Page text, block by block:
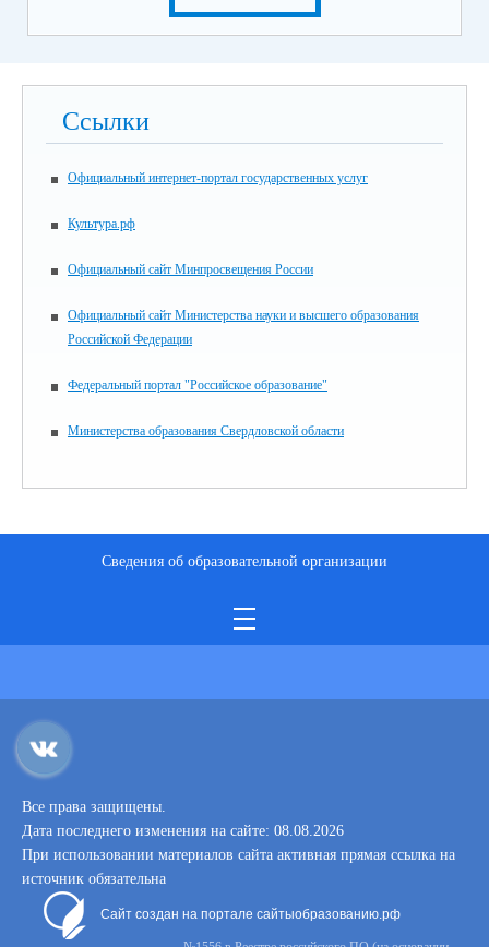
Ссылки
Официальный интернет-портал государственных услуг
Культура.рф
Официальный сайт Минпросвещения России
Официальный сайт Министерства науки и высшего образования
Российской Федерации
Федеральный портал "Российское образование"
Министерства образования Свердловской области
Сведения об образовательной организации
Все права защищены.
Дата последнего изменения на сайте: 08.08.2026
При использовании материалов сайта активная прямая ссылка на
источник обязательна
Сайт создан на портале сайтыобразованию.рф